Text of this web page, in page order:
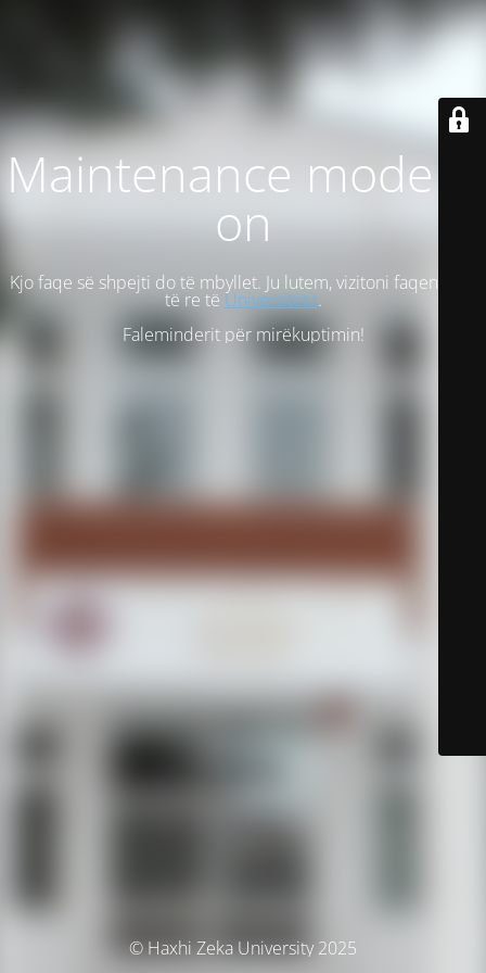
Maintenance mode is
on
Kjo faqe së shpejti do të mbyllet. Ju lutem, vizitoni faqen tonë
të re të Universitetit.
Faleminderit për mirëkuptimin!
© Haxhi Zeka University 2025